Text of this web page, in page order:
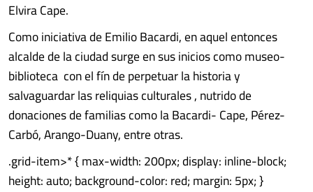
Elvira Cape.
Como iniciativa de Emilio Bacardi, en aquel entonces
alcalde de la ciudad surge en sus inicios como museo-
biblioteca con el fín de perpetuar la historia y
salvaguardar las reliquias culturales , nutrido de
donaciones de familias como la Bacardi- Cape, Pérez-
Carbó, Arango-Duany, entre otras.
.grid-item>* { max-width: 200px; display: inline-block;
height: auto; background-color: red; margin: 5px; }